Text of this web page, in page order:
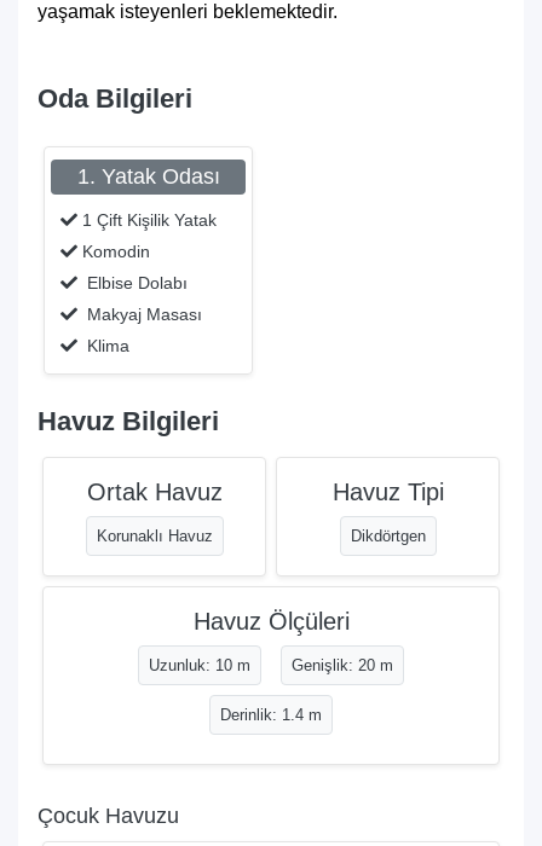
yaşamak isteyenleri beklemektedir.
Oda Bilgileri
1. Yatak Odası
1 Çift Kişilik Yatak
Komodin
Elbise Dolabı
Makyaj Masası
Klima
Havuz Bilgileri
Ortak Havuz
Korunaklı Havuz
Havuz Tipi
Dikdörtgen
Havuz Ölçüleri
Uzunluk: 10 m Genişlik: 20 m
Derinlik: 1.4 m
Çocuk Havuzu